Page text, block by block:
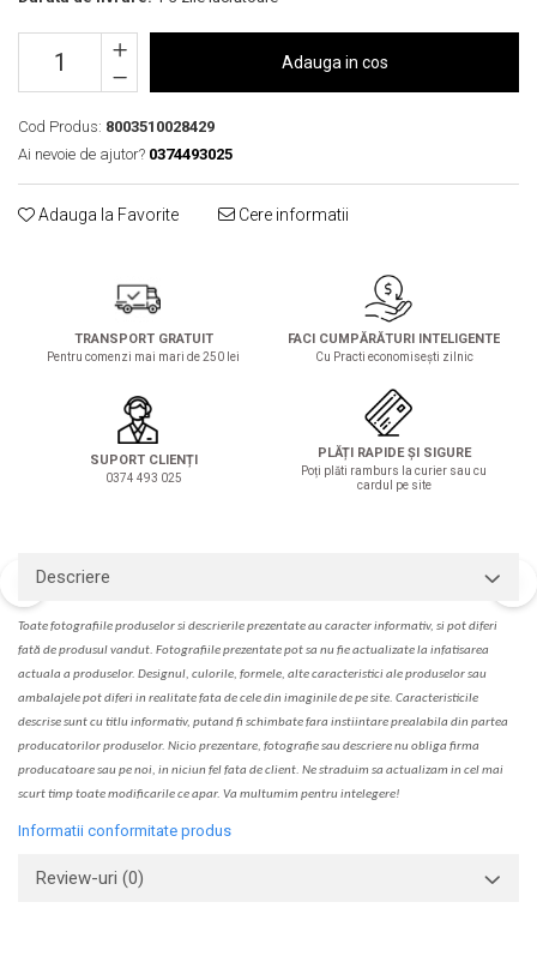
Solutie de indepartat rugina si
calcar
pentru par, masca de par
Vata demachianta
Adauga in cos
Cod Produs: 8003510028429
Ai nevoie de ajutor? 0374493025
Adauga la Favorite Cere informatii
TRANSPORT GRATUIT
Pentru comenzi mai mari de 250 lei
FACI CUMPĂRĂTURI INTELIGENTE
Cu Practi economisești zilnic
SUPORT CLIENȚI
0374 493 025
PLĂȚI RAPIDE ȘI SIGURE
Poți plăti ramburs la curier sau cu
cardul pe site
Descriere
Toate fotografiile produselorsidescrierileprezentate au caracter informativ, si pot diferi
fată de produsul vandut. Fotografiile prezentate pot sa nu fie actualizate la infatisarea
actuala a produselor. Designul, culorile, formele, alte caracteristici ale produselor sau
ambalajele pot diferi in realitate fata de cele din imaginile de pe site. Caracteristicile
descrise sunt cu titlu informativ, putand fi schimbate fara instiintare prealabila din partea
producatorilor produselor. Nicio prezentare, fotografie sau descriere nu obliga firma
producatoare sau pe noi, in niciun fel fata de client. Ne straduim sa actualizam in cel mai
scurt timp toate modificarile ce apar. Va multumim pentru intelegere!
Informatii conformitate produs
Review-uri (0)